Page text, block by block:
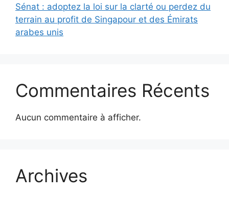
Sénat : adoptez la loi sur la clarté ou perdez du
terrain au profit de Singapour et des Émirats
arabes unis
Commentaires Récents
Aucun commentaire à afficher.
Archives